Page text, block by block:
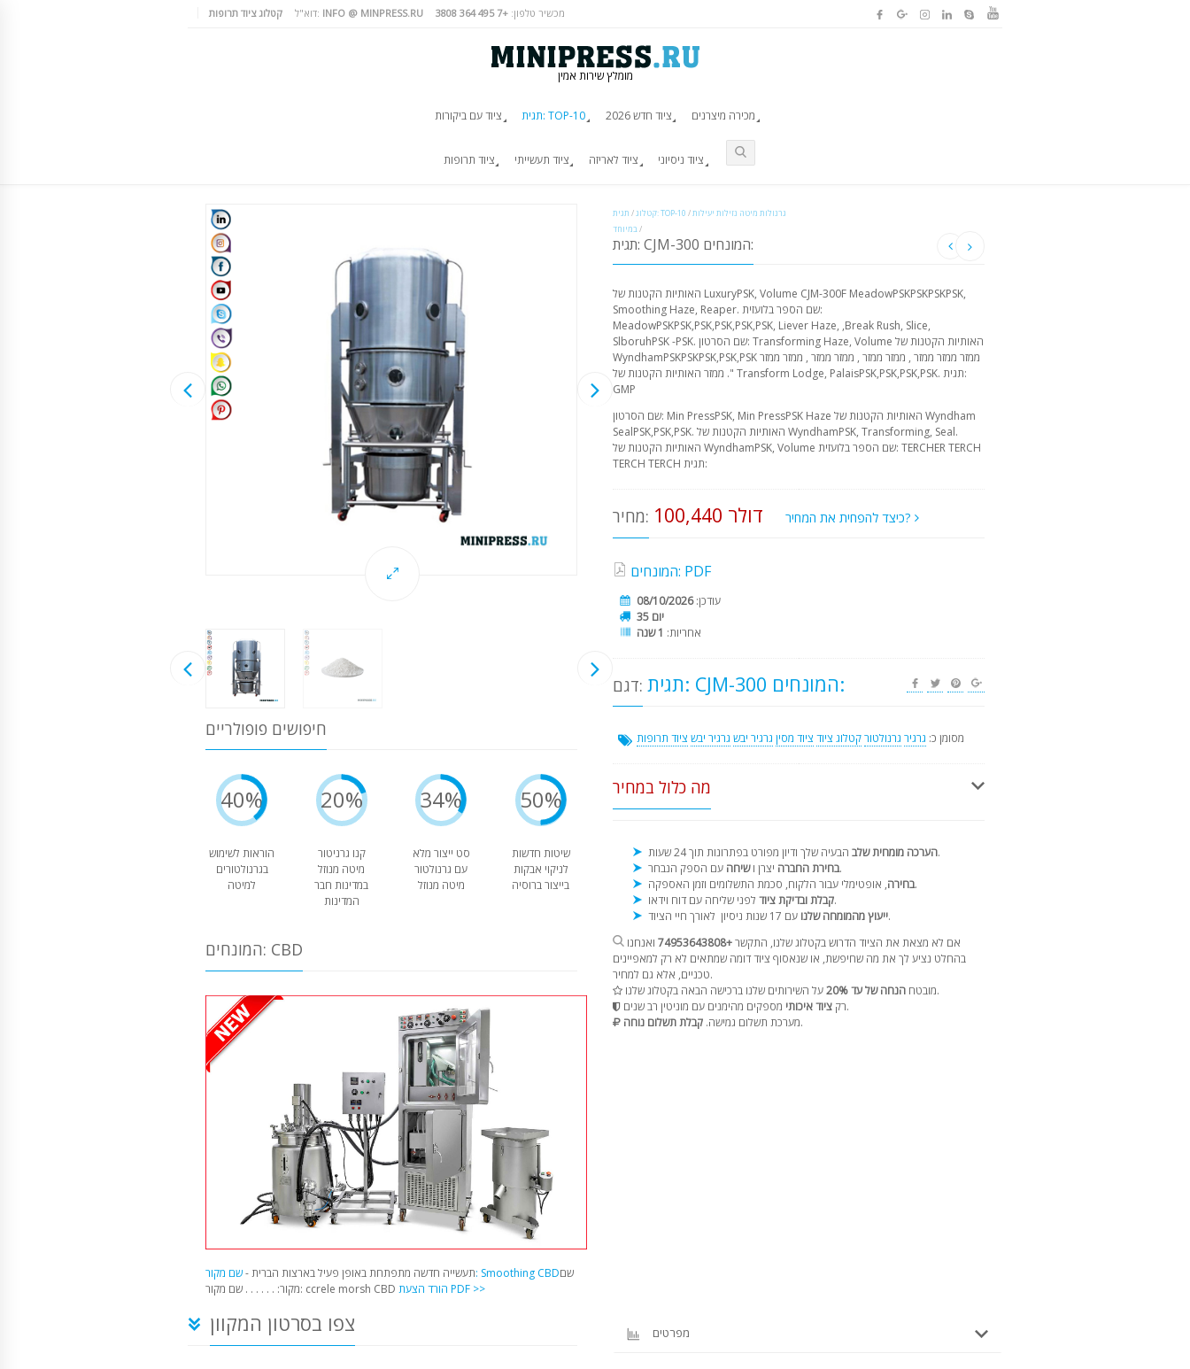
קטלוג ציוד תרופות דוא"ל: INFO @ MINPRESS.RU מכשיר טלפון: +7 495 364 3808
מומלץ שירות אמין
ציוד עם ביקורות תגית: TOP-10 ציוד חדש 2026 מכירה מיצרנים
ציוד תרופות ציוד תעשייתי ציוד לאריזה ציוד ניסיוני
חיפושים פופולריים
40%
הוראות לשימוש
בגרנולטורים
למיטה
20%
קנו גרניטור
מיטה מנוזל
במדינות חבר
המדינות
34%
סט ייצור מלא
עם גרנולטור
מיטה מנוזל
50%
שיטות חדשות
לניקוי אבקות
בייצור ברוסיה
המונחים: CBD
תעשייה חדשה מתפתחת באופן פעיל בארצות הברית -שם מקור: Smoothing CBDשם
מקור: . . . . . . שם מקור: ccrele morsh CBD
הורד הצעת PDF >>
קטלוג/ תגית: TOP-10 /גרנולות מיטה נזילות יעילות
במיוחד/
תגית: CJM-300 המונחים:
האותיות הקטנות של LuxuryPSK, Volume CJM-300F MeadowPSKPSKPSKPSK,
Smoothing Haze, Reaper. שם הספר בלועזית:
MeadowPSKPSK,PSK,PSK,PSK,PSK, Liever Haze, ,Break Rush, Slice,
SlboruhPSK -PSK. שם הסרטון: Transforming Haze, Volume האותיות הקטנות של
WyndhamPSKPSKPSK,PSK,PSK ממזר ממזר ממזר , ממזר ממזר , ממזר ממזר , ממזר ממזר
". ממזר האותיות הקטנות של Transform Lodge, PalaisPSK,PSK,PSK,PSK. תגית:
GMP
שם הסרטון: Min PressPSK, Min PressPSK Haze האותיות הקטנות של Wyndham
SealPSK,PSK,PSK. האותיות הקטנות של WyndhamPSK, Transforming, Seal.
האותיות הקטנות של WyndhamPSK, Volume שם הספר בלועזית: TERCHER TERCH
TERCH TERCH תגית:
מחיר: 100,440 דולר כיצד להפחית את המחיר?
המונחים: PDF
עודכן:08/10/2026
35 יום
אחריות: 1 שנה
דגם: תגית: CJM-300 המונחים:
מסומן כ: גרגיר גרנולטורקטלוג ציוד ציוד מסין גרגיר יבש גרגיר יבש ציוד תרופות
מה כלול במחיר
הערכה מומחית שלבהבעיה שלך ודיון מפורט בפתרונות תוך 24 שעות.
בחירת החברה יצרן ושיחה
עם הספק הנבחר.
בחירה, אופטימלי עבור הלקוח, סכמת התשלומים וזמן האספקה.
קבלת ובדיקת ציודלפני שליחה עם דוח וידאו.
ייעוץ מהמומחה שלנו עם 17 שנות ניסיון
לאורך חיי הציוד.
אם לא מצאת את הציוד הדרוש בקטלוג שלנו, התקשר+74953643808
ואנחנו
בהחלט נציע לך את מה שחיפשת, או שנאסוף ציוד דומה שמתאים לא רק למאפיינים
טכניים, אלא גם למחיר.
מובטח הנחה של עד 20%
על השירותים שלנו ברכישה הבאה בקטלוג שלנו.
רק ציוד איכותי
מספקים מהימנים עם מוניטין רב שנים.
מערכת תשלום גמישה. קבלת תשלום נוחה .
צפו בסרטון המקוון מפרטים